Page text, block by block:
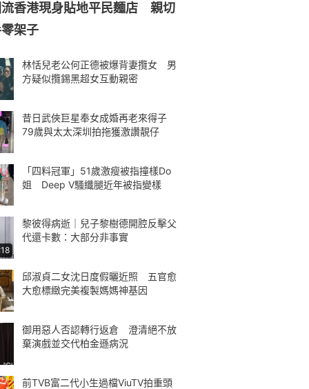
流香港現身貼地平民麵店 親切
架子
林恬兒老公何正德被爆背妻攬女 男
方疑似攬錫黑超女互動親密
昔日武俠巨星奉女成婚再老來得子
79歲與太太深圳拍拖獲激讚靚仔
「四料冠軍」51歲激瘦被指撞樣Do
姐 Deep V騷纖腿近年被指變樣
黎彼得病逝｜兒子黎樹德開腔反擊父
代還卡數：大部分非事實
邱淑貞二女沈日度假曬近照 五官愈
大愈標緻完美複製媽媽神基因
御用惡人否認轉行返倉 澄清絕不放
棄演戲並交代柏金遜病況
前TVB富二代小生過檔ViuTV拍重頭